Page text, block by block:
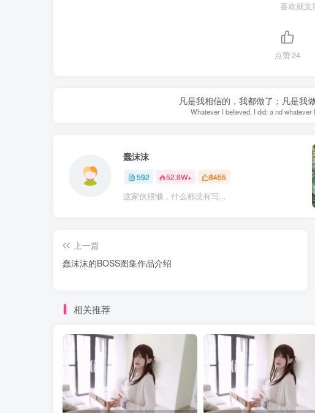
喜欢就支
点赞24
凡是我相信的，我都做了；凡是我
Whatever I believed, I did; a nd
蠢沫沫
592 52.8W+ 8455
这家伙很懒，什么都没有写...
上一篇
蠢沫沫的BOSS图集作品介绍
相关推荐